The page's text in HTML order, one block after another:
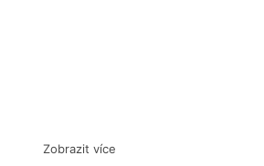
Zobrazit více